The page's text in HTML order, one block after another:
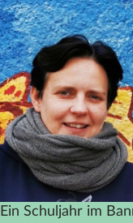
Kontakt
Ein Schuljahr im